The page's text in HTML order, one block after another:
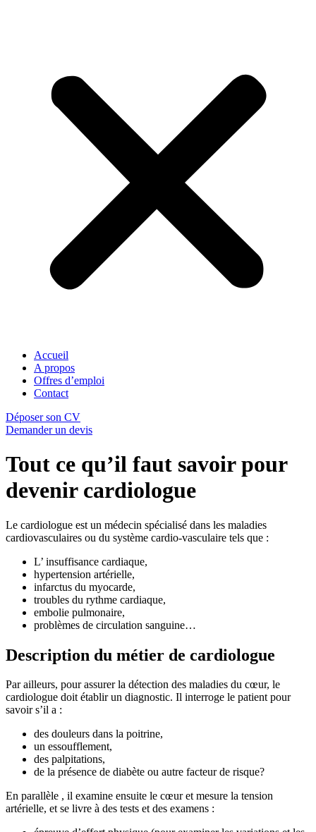
Accueil
A propos
Offres d’emploi
Contact
Déposer son CV
Demander un devis
Tout ce qu’il faut savoir pour
devenir cardiologue
Le cardiologue est un médecin spécialisé dans les maladies
cardiovasculaires ou du système cardio-vasculaire tels que :
L’ insuffisance cardiaque,
hypertension artérielle,
infarctus du myocarde,
troubles du rythme cardiaque,
embolie pulmonaire,
problèmes de circulation sanguine…
Description du métier de cardiologue
Par ailleurs, pour assurer la détection des maladies du cœur, le
cardiologue doit établir un diagnostic. Il interroge le patient pour
savoir s’il a :
des douleurs dans la poitrine,
un essoufflement,
des palpitations,
de la présence de diabète ou autre facteur de risque?
En parallèle , il examine ensuite le cœur et mesure la tension
artérielle, et se livre à des tests et des examens :